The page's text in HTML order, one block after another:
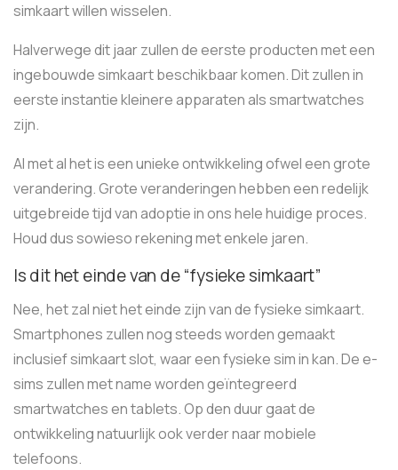
simkaart willen wisselen.
Halverwege dit jaar zullen de eerste producten met een
ingebouwde simkaart beschikbaar komen. Dit zullen in
eerste instantie kleinere apparaten als smartwatches
zijn.
Al met al het is een unieke ontwikkeling ofwel een grote
verandering. Grote veranderingen hebben een redelijk
uitgebreide tijd van adoptie in ons hele huidige proces.
Houd dus sowieso rekening met enkele jaren.
Is dit het einde van de “fysieke simkaart”
Nee, het zal niet het einde zijn van de fysieke simkaart.
Smartphones zullen nog steeds worden gemaakt
inclusief simkaart slot, waar een fysieke sim in kan. De e-
sims zullen met name worden geïntegreerd
smartwatches en tablets. Op den duur gaat de
ontwikkeling natuurlijk ook verder naar mobiele
telefoons.